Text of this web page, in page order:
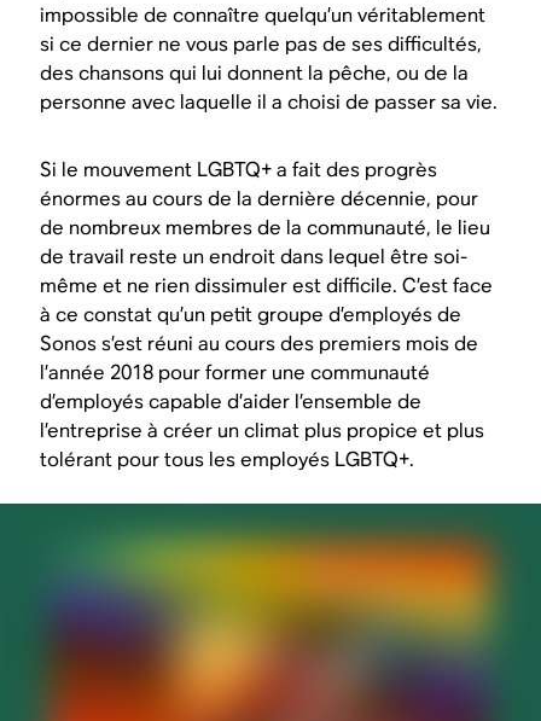
impossible de connaître quelqu’un véritablement
si ce dernier ne vous parle pas de ses difficultés,
des chansons qui lui donnent la pêche, ou de la
personne avec laquelle il a choisi de passer sa vie.
Si le mouvement LGBTQ+ a fait des progrès
énormes au cours de la dernière décennie, pour
de nombreux membres de la communauté, le lieu
de travail reste un endroit dans lequel être soi-
même et ne rien dissimuler est difficile. C’est face
à ce constat qu’un petit groupe d’employés de
Sonos s’est réuni au cours des premiers mois de
l’année 2018 pour former une communauté
d’employés capable d’aider l’ensemble de
l’entreprise à créer un climat plus propice et plus
tolérant pour tous les employés LGBTQ+.